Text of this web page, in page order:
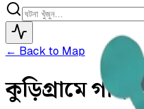
← Back to Map
কুড়িগ্রামে গাছ